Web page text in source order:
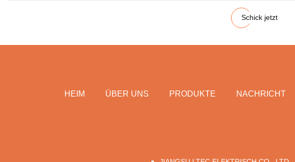
Schick jetzt
HEIM ÜBER UNS PRODUKTE NACHRICHT